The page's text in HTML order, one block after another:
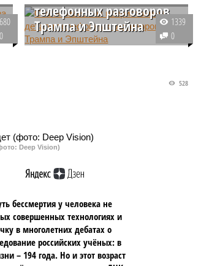
680
0
телефонных разговоров
Трампа и Эпштейна
Президент Соединенных Штатов
характера финансист Джеффри
1339
0
528
Deep Vision)
бессмертия у человека не
совершенных технологиях и
в многолетних дебатах о
российских учёных: в
– 194 года. Но и этот возраст